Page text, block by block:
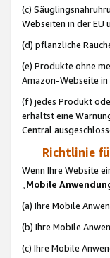
(c)
Webseiten in der EU
(d) pflanzliche
(e) Produkte ohne
Amazon-Webseite
(f) jedes Produkt
erhältst eine
Central
Richtlinie
Wenn Ihre Website
„Mobile
(a) Ihre Mobile
(b) Ihre Mobile
(c) Ihre Mobile